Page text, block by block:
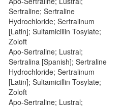
Sertraline; Sertraline
Hydrochloride; Sertralinum
[Latin]; Sultamicillin Tosylate;
Zoloft
Apo-Sertraline; Lustral;
Sertralina [Spanish]; Sertraline
Hydrochloride; Sertralinum
[Latin]; Sultamicillin Tosylate;
Zoloft
Apo-Sertraline; Lustral;